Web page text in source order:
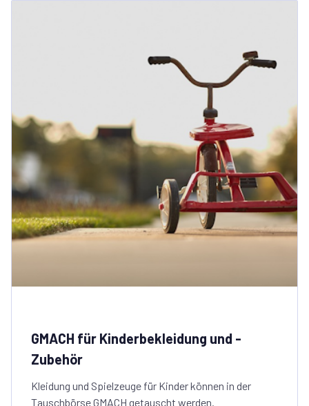
GMACH für Kinderbekleidung und -
Zubehör
Kleidung und Spielzeuge für Kinder können in der
Tauschbörse GMACH getauscht werden.